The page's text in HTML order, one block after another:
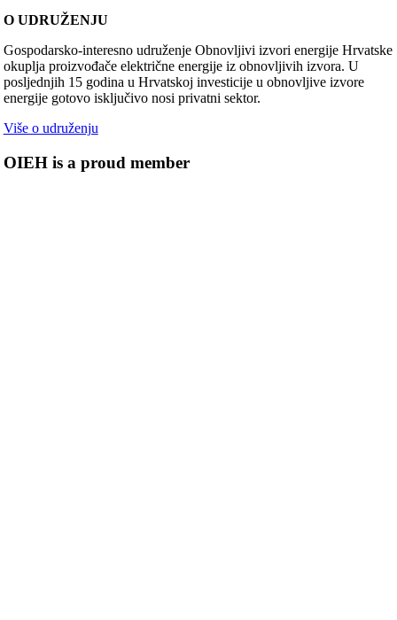
O UDRUŽENJU
Gospodarsko-interesno udruženje Obnovljivi izvori energije Hrvatske
okuplja proizvođače električne energije iz obnovljivih izvora. U
posljednjih 15 godina u Hrvatskoj investicije u obnovljive izvore
energije gotovo isključivo nosi privatni sektor.
Više o udruženju
OIEH is a proud member